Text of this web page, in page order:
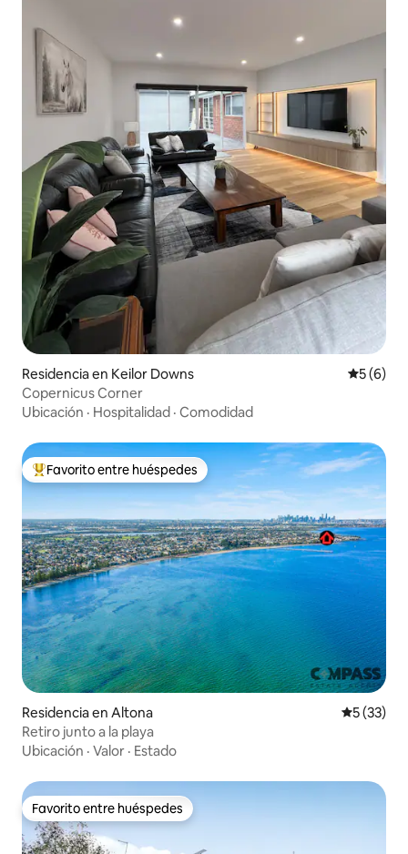
Residencia en Keilor Downs
5 (6)
Copernicus Corner
Ubicación · Hospitalidad · Comodidad
De los mejores en Favorito entre huéspedes
Favorito entre huéspedes
Residencia en Altona
5 (33)
Retiro junto a la playa
Ubicación · Valor · Estado
Favorito entre huéspedes
Favorito entre huéspedes